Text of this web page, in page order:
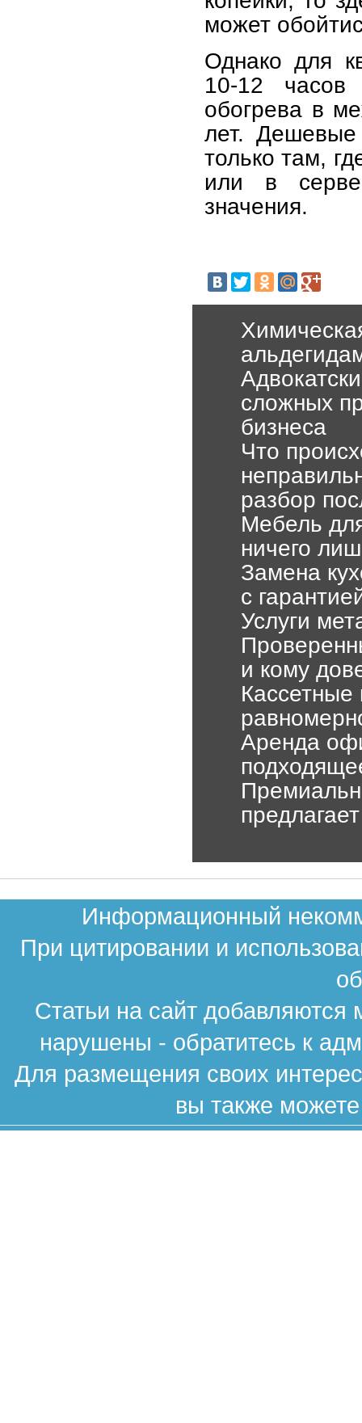
может
Однако для
10-12
обогрева в
лет. Дешевые
только там,
или в
значения.
сложных
бизнеса
Что
разбор
Мебель
ничего
Замена
с
Услуги
и кому
Аренда
Информационный
При цитировании и
Статьи на сайт
нарушены - обратитесь к
Для размещения своих
вы также